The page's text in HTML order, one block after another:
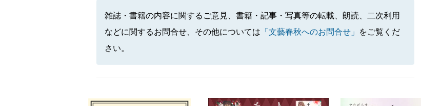
雑誌・書籍の内容に関するご意見、書籍・記事・写真等の転載、朗読、二次利用
などに関するお問合せ、その他については 「文藝春秋へのお問合せ」
をご覧くだ
さい。